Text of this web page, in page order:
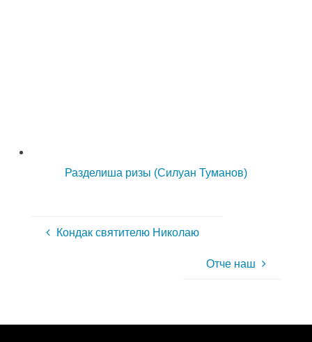
Разделиша ризы (Силуан Туманов)
Кондак святителю Николаю
Отче наш